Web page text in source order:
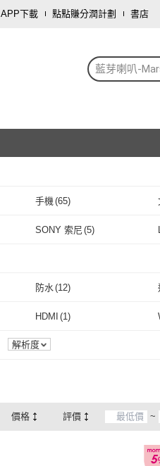
APP下載 點點賺分潤計劃 書店
藍芽喇叭-
手機(65)
SONY 索尼 (5)
防水 (12)
DTS(1)
防水
HDMI (1)
解析度
價格 評價 ~